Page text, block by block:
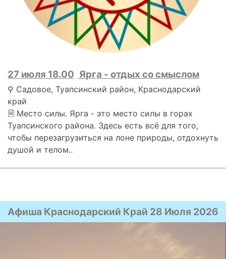
27 июля 18.00 Ярга - отдых со смыслом
⚲ Садовое, Туапсинский район, Краснодарский
край
🗎 Место силы. Ярга - это место силы в горах
Туапсинского района. Здесь есть всё для того,
чтобы перезагрузиться на лоне природы, отдохнуть
душой и телом..
Афиша Краснодарский Край 28 Июля 2026